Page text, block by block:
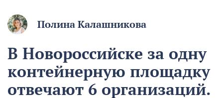
Полина Калашникова
В Новороссийске за одну
контейнерную площадку
отвечают 6 организаций.